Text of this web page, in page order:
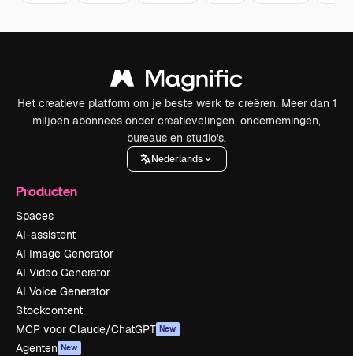
Het creatieve platform om je beste werk te creëren. Meer dan 1
miljoen abonnees onder creatievelingen, ondernemingen,
bureaus en studio's.
Nederlands
Producten
Spaces
AI-assistent
AI Image Generator
AI Video Generator
AI Voice Generator
Stockcontent
MCP voor Claude/ChatGPT New
Agenten New